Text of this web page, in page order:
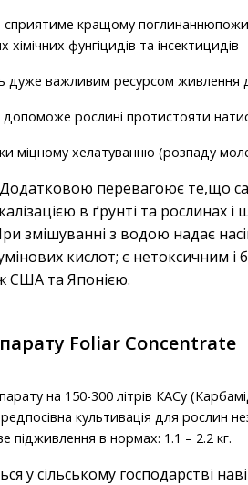
сприятиме кращому
фунгіцидів та інсектицидів
важливим ресурсом живлення
рослині протистояти
міцному хелатуванню (розпаду
перевагоює те,що
в ґрунті та рослинах
змішуванні з водою надає
кислот; є нетоксичним і
США та Японією.
Foliar Concentrate
на 150-300 літрів КАСу
культивація для рослин
підживлення в нормах: 1.1 – 2.2 кг.
у сільському господарстві